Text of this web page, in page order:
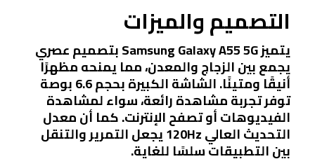
التصميم والميزات
يتميزSamsung Galaxy A55 5Gبتصميم عصري
يجمع بين الزجاج والمعدن، مما يمنحه مظهرًا
أنيقًا ومتينًا. الشاشة الكبيرة بحجم 6.6 بوصة
توفر تجربة مشاهدة رائعة، سواء لمشاهدة
الفيديوهات أو تصفح الإنترنت. كما أن معدل
التحديث العالي 120Hz يجعل التمرير والتنقل
بين التطبيقات سلسًا للغاية.